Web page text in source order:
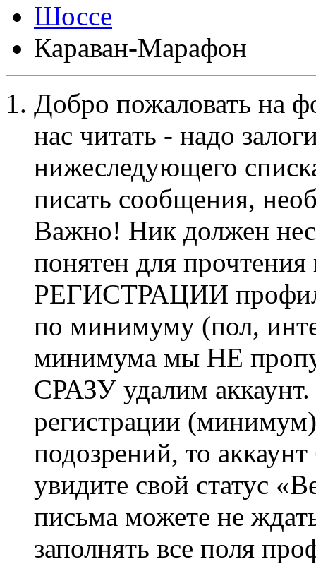
Шоссе
Караван-Марафон
Добро пожаловать на
нас читать - надо
нижеследующего
писать сообщения,
Важно! Ник должен
понятен для
РЕГИСТРАЦИИ профиль
по минимуму (пол,
минимума мы НЕ
СРАЗУ удалим
регистрации
подозрений, то
увидите свой статус
письма можете не
заполнять все поля